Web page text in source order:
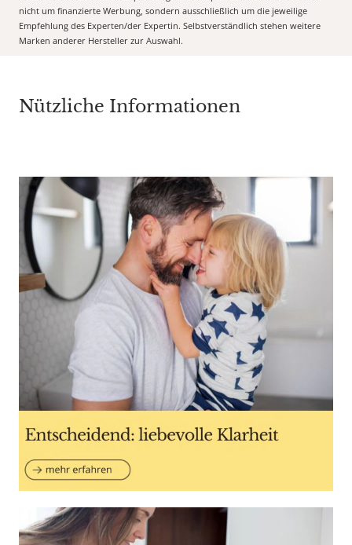
nicht um finanzierte Werbung, sondern ausschließlich um die jeweilige
Empfehlung des Experten/der Expertin. Selbstverständlich stehen weitere
Marken anderer Hersteller zur Auswahl.
Nützliche Informationen